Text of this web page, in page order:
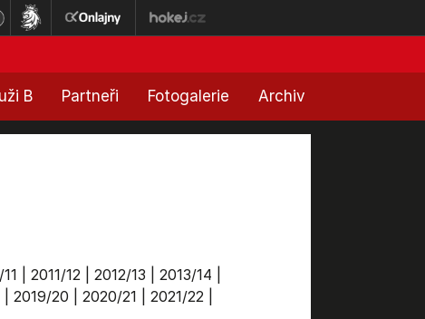
B Partneři Fotogalerie Archiv
2011/12| 2012/13 2013/14
2019/20 2020/21 2021/22|